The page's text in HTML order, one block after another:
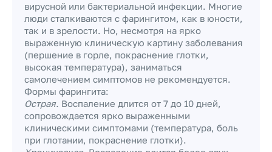
вирусной или бактериальной инфекции. Многие
люди сталкиваются с фарингитом, как в юности,
так и в зрелости. Но, несмотря на ярко
выраженную клиническую картину заболевания
(першение в горле, покраснение глотки,
высокая температура), заниматься
самолечением симптомов не рекомендуется.
Формы фарингита:
Острая. Воспаление длится от 7 до 10 дней,
сопровождается ярко выраженными
клиническими симптомами (температура, боль
при глотании, покраснение глотки).